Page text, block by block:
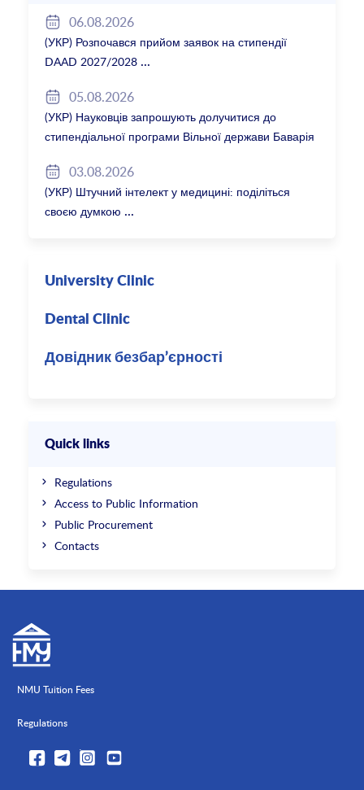
06.08.2026
(УКР) Розпочався прийом заявок на стипендії
DAAD 2027/2028
05.08.2026
(УКР) Науковців запрошують долучитися до
стипендіальної програми Вільної держави Баварія
03.08.2026
(УКР) Штучний інтелект у медицині: поділіться
своєю думкою
University Clinic
Dental Clinic
Довідник безбар’єрності
Quick links
Regulations
Access to Public Information
Public Procurement
Contacts
NMU Tuition Fees
Regulations